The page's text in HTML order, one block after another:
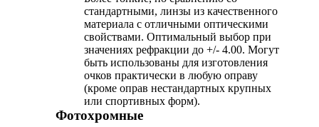
стандартными, линзы из качественного
материала с отличными оптическими
свойствами. Оптимальный выбор при
значениях рефракции до +/- 4.00. Могут
быть использованы для изготовления
очков практически в любую оправу
(кроме оправ нестандартных крупных
или спортивных форм).
Фотохромные